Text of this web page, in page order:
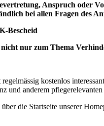
Anspruch oder
bei allen Fragen des
nur zum Thema
kostenlos
und anderem
die Startseite unserer